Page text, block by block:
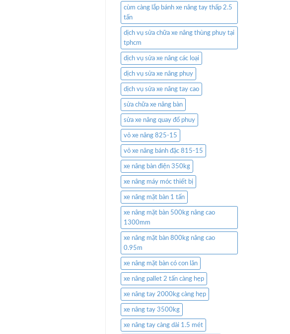
cùm càng lắp bánh xe nâng tay thấp 2.5
tấn
dịch vụ sửa chữa xe nâng thùng phuy tại
tphcm
dịch vụ sửa xe nâng các loại
dịch vụ sửa xe nâng phuy
dịch vụ sửa xe nâng tay cao
sửa chữa xe nâng bàn
sửa xe nâng quay đổ phuy
vỏ xe nâng 825-15
vỏ xe nâng bánh đặc 815-15
xe nâng bàn điện 350kg
xe nâng máy móc thiết bị
xe nâng mặt bàn 1 tấn
xe nâng mặt bàn 500kg nâng cao
1300mm
xe nâng mặt bàn 800kg nâng cao
0.95m
xe nâng mặt bàn có con lăn
xe nâng pallet 2 tấn càng hẹp
xe nâng tay 2000kg càng hẹp
xe nâng tay 3500kg
xe nâng tay càng dài 1.5 mét